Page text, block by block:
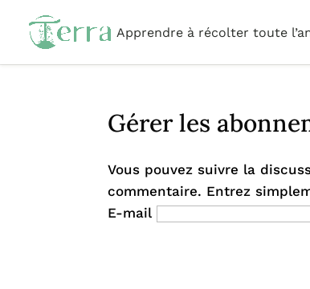
Apprendre à récolter toute
Gérer les
Vous pouvez suivre la
commentaire. Entrez
E-mail